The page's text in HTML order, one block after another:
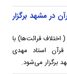
در مشهد برگزار
قرائت‌ها) با
استاد مهدی
برگزار می‌شود.